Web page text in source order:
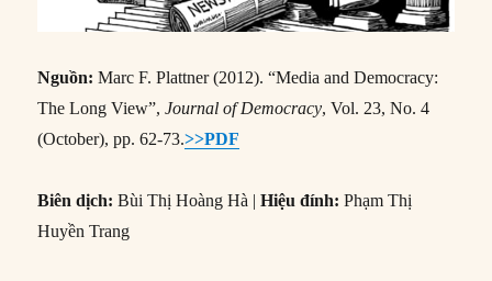
Nguồn: Marc F. Plattner (2012). “Media and Democracy:
The Long View”,Journal of Democracy, Vol. 23, No. 4
(October), pp. 62-73.>>PDF
Biên dịch: Bùi Thị Hoàng Hà |Hiệu đính: Phạm Thị
Huyền Trang